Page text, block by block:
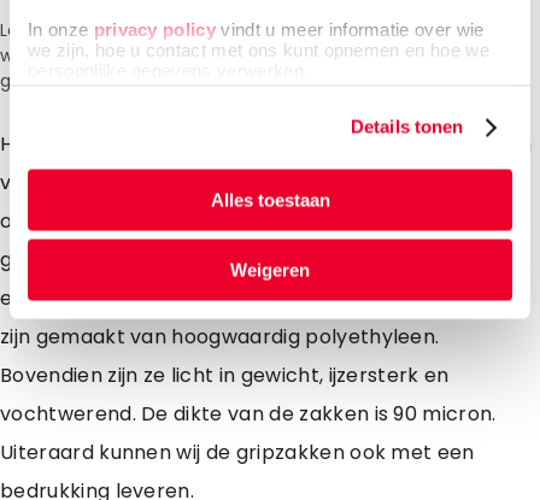
In onze privacy policy vindt u meer informatie over wie
we zijn, hoe u contact met ons kunt opnemen en hoe we
Details tonen
Alles toestaan
Weigeren
Let op: vanwege de huidige situatie in het Midden-Oosten
wordt bij het afrekenen een toeslag van 6% in rekening
gebracht.
Hierbij presenteren wij onze hoogwaardige gripzakken
voorzien van kleurlijn. U kunt deze zakken onbeperkt
openen en sluiten. De hoge kwaliteit van deze zakken
garanderen u een gemakkelijk gebruik. De zakken zijn
erg sterk en beschermen uw inhoud. De gripzakken
zijn gemaakt van hoogwaardig polyethyleen.
Bovendien zijn ze licht in gewicht, ijzersterk en
vochtwerend. De dikte van de zakken is 90 micron.
Uiteraard kunnen wij de gripzakken ook met een
bedrukking leveren.